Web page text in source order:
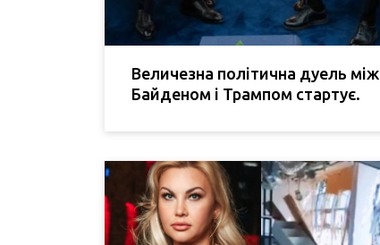
Величезна політична дуель між
Байденом і Трампом стартує.